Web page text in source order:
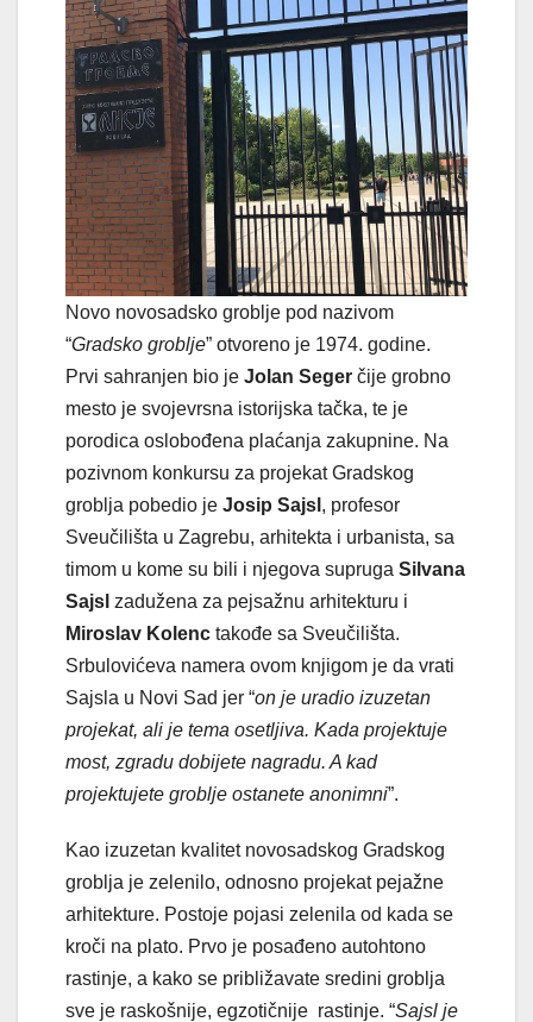
Novo novosadsko groblje pod nazivom
“Gradsko groblje” otvoreno je 1974. godine.
Prvi sahranjen bio je Jolan Seger čije grobno
mesto je svojevrsna istorijska tačka, te je
porodica oslobođena plaćanja zakupnine. Na
pozivnom konkursu za projekat Gradskog
groblja pobedio je Josip Sajsl , profesor
Sveučilišta u Zagrebu, arhitekta i urbanista, sa
timom u kome su bili i njegova supruga Silvana
Sajsl zadužena za pejsažnu arhitekturu i
Miroslav Kolenc takođe sa Sveučilišta.
Srbulovićeva namera ovom knjigom je da vrati
Sajsla u Novi Sad jer “on je uradio izuzetan
projekat, ali je tema osetljiva. Kada projektuje
most, zgradu dobijete nagradu. A kad
projektujete groblje ostanete anonimni”.
Kao izuzetan kvalitet novosadskog Gradskog
groblja je zelenilo, odnosno projekat pejažne
arhitekture. Postoje pojasi zelenila od kada se
kroči na plato. Prvo je posađeno autohtono
rastinje, a kako se približavate sredini groblja
sve je raskošnije, egzotičnije rastinje. “Sajsl je